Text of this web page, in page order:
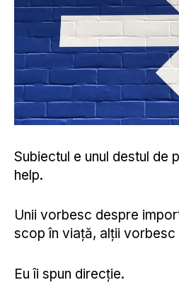
Subiectul e unul destul de
help.
Unii vorbesc despre
scop în viață, alții vorbesc
Eu îi spun direcție.